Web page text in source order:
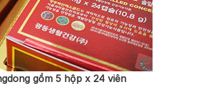
gồm 5 hộp x 24 viên